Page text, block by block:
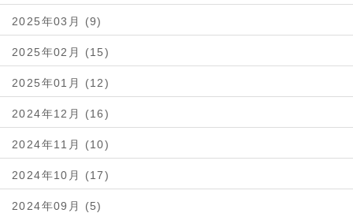
2025年03月 (9)
2025年02月 (15)
2025年01月 (12)
2024年12月 (16)
2024年11月 (10)
2024年10月 (17)
2024年09月 (5)